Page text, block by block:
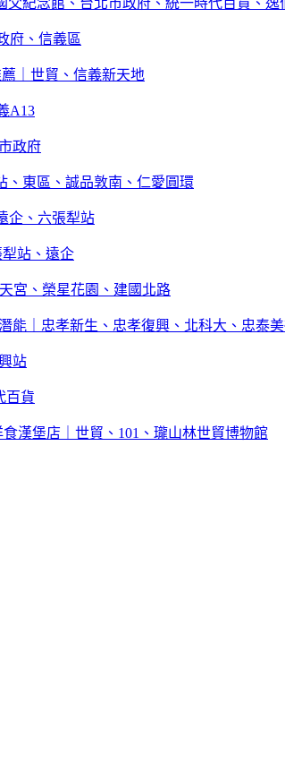
府、信義區
｜世貿、信義新天地
A13
政府
、東區、誠品敦南、仁愛圓環
企、六張犁站
站、遠企
宮、榮星花園、建國北路
｜忠孝新生、忠孝復興、北科大、忠泰
站
百貨
漢堡店｜世貿、101、瓏山林世貿博物館